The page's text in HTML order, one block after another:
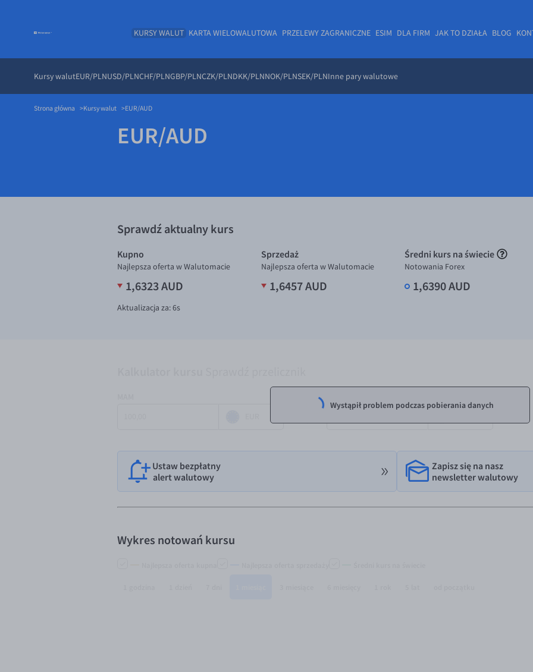
KURSY WALUT
Kursy walutEUR/PLNUSD/PLNCHF/PLNGBP/PLNCZK/PLNDKK/PLNNOK/PLNSEK/PLNInne pary walutowe
KARTA WIELOWALUTOWA PRZELEWY ZAGRANICZNE ESIM DLA FIRM JAK TO DZIAŁA BLOG
Strona główna Kursy walut EUR/AUD
EUR/AUD
Sprawdź aktualny kurs
Kupno
Najlepsza oferta w Walutomacie
1,6323 AUD
Sprzedaż
Najlepsza oferta w Walutomacie
1,6457 AUD
Średni kurs na świecie
Notowania Forex
1,6390 AUD
Aktualizacja za:5s
Wystąpił problem podczas pobierania danych
Ustaw bezpłatny
alert walutowy
Zapisz się na nasz
newsletter walutowy
Wykres notowań kursu